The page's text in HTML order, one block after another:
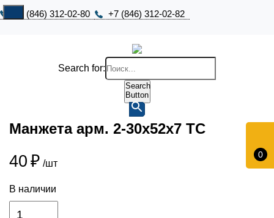
+7 (846) 312-02-80 +7 (846) 312-02-82
0
Search for:
Search
Button
Манжета арм. 2-30х52х7 ТC
40 ₽ /шт
В наличии